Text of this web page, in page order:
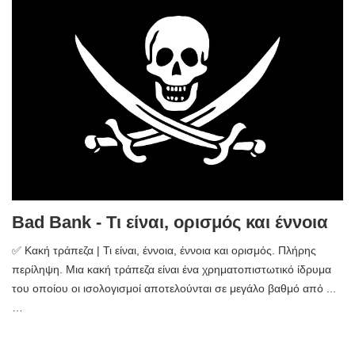
Bad Bank - Τι είναι, ορισμός και έννοια
✅ Κακή τράπεζα | Τι είναι, έννοια, έννοια και ορισμός. Πλήρης
περίληψη. Μια κακή τράπεζα είναι ένα χρηματοπιστωτικό ίδρυμα
του οποίου οι ισολογισμοί αποτελούνται σε μεγάλο βαθμό από ...